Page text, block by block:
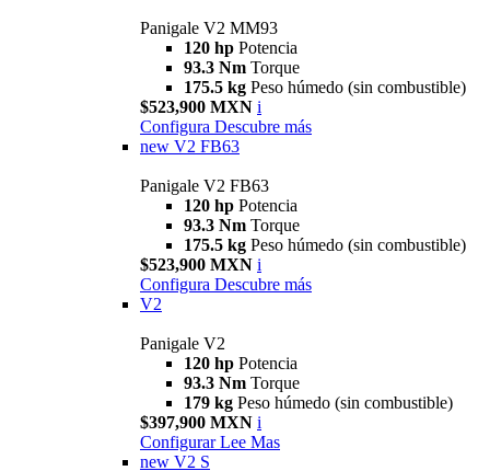
Panigale V2 MM93
120 hp Potencia
93.3 Nm Torque
175.5 kg Peso húmedo (sin combustible)
$523,900 MXN i
Configura Descubre más
new V2 FB63
Panigale V2 FB63
120 hp Potencia
93.3 Nm Torque
175.5 kg Peso húmedo (sin combustible)
$523,900 MXN i
Configura Descubre más
V2
Panigale V2
120 hp Potencia
93.3 Nm Torque
179 kg Peso húmedo (sin combustible)
$397,900 MXN i
Configurar Lee Mas
new V2 S